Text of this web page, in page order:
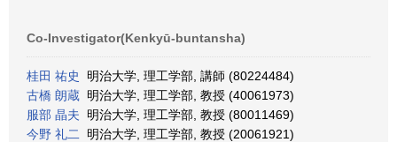
Co-Investigator(Kenkyū-buntansha)
桂田 祐史
明治大学, 理工学部, 講師 (80224484)
古橋 朗蔵 明治大学, 理工学部, 教授 (40061973)
服部 晶夫 明治大学, 理工学部, 教授 (80011469)
今野 礼二
明治大学, 理工学部, 教授 (20061921)